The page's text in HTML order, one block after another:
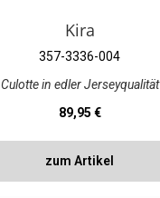
Kira
357-3336-004
Culotte in edler Jerseyqualität
Regulärer Preis:
89,95 €
zum Artikel